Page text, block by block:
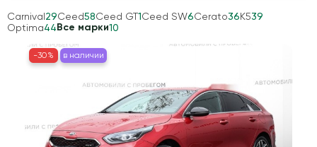
Carnival29Ceed58Ceed GT1Ceed SW6Cerato36K539
Optima44Все марки10
-30% в наличии